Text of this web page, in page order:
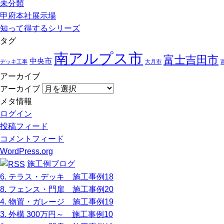
未分類
甲府本社展示場
知って得するシリーズ
タグ
デッキ工事 中央市 南アルプス市 大月市 富士吉田市
アーカイブ
アーカイブ
メタ情報
ログイン
投稿フィード
コメントフィード
WordPress.org
施工例ブログ
6. テラス・デッキ 施工事例18
8. フェンス・門扉 施工事例20
4. 物置・ガレージ 施工事例19
3. 外構 300万円～ 施工事例10